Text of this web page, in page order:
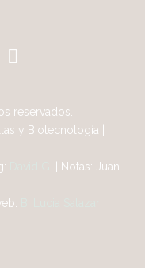
reservados.
y Biotecnología |
| Notas: Juan